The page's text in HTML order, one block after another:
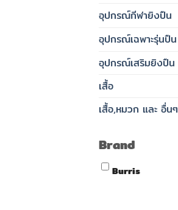
อุปกรณ์กีฬายิงปืน
อุปกรณ์เฉพาะรุ่นปืน
อุปกรณ์เสริมยิงปืน
เสื้อ
เสื้อ,หมวก และ อื่นๆ
Brand
Burris